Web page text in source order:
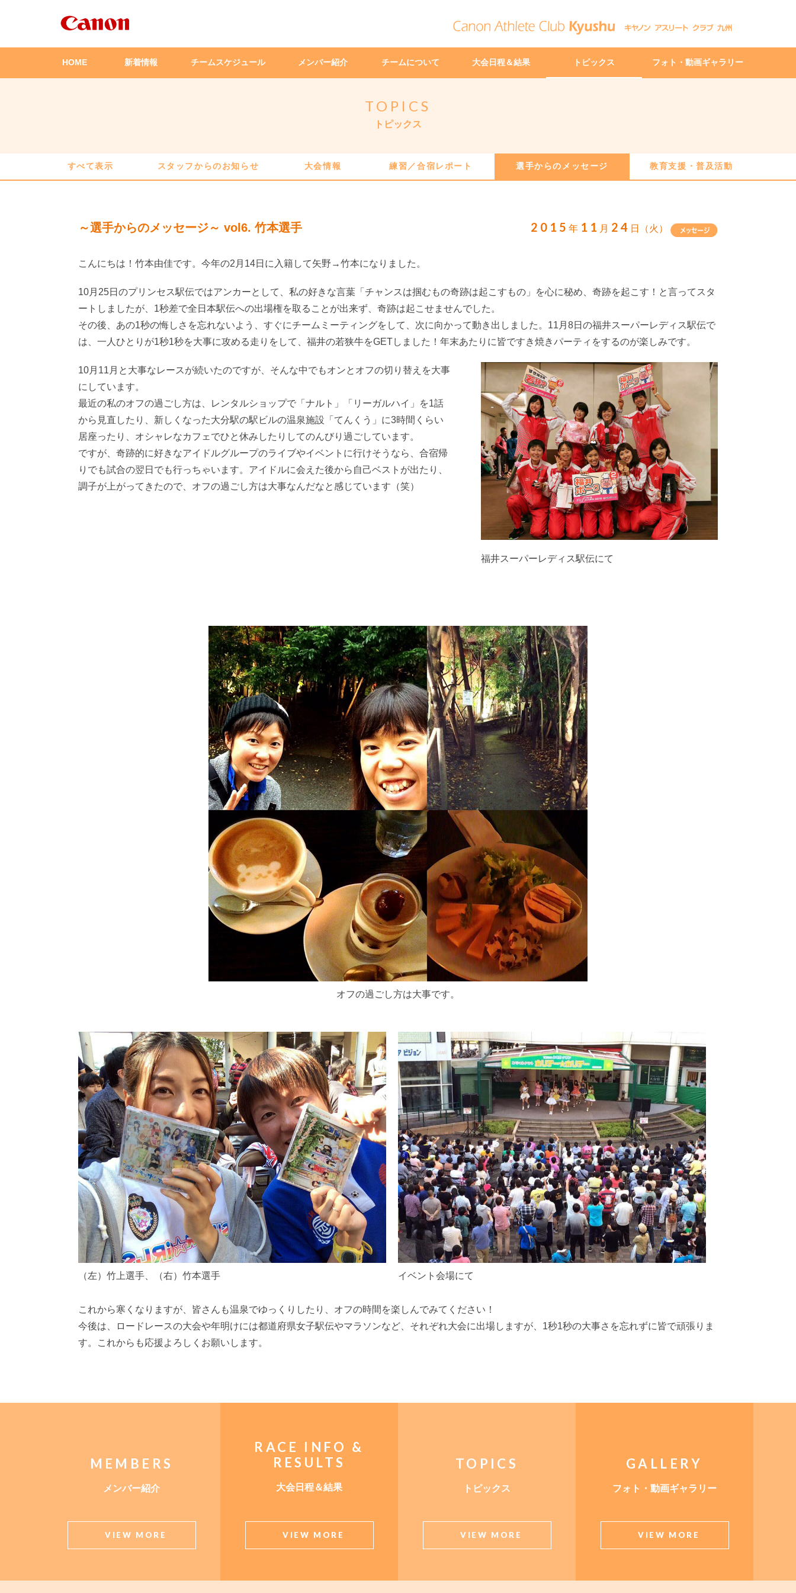
HOME 新着情報 チームスケジュール メンバー紹介 チームについて 大会日程＆結果 トピックス フォト・動画ギャラリー
TOPICS
トピックス
すべて表示 スタッフからのお知らせ 大会情報 練習／合宿レポート 選手からのメッセージ 教育支援・普及活動
～選手からのメッセージ～ vol6. 竹本選手 2015 年 11 月 24 日（火）
こんにちは！竹本由佳です。今年の2月14日に入籍して矢野→竹本になりました。
10月25日のプリンセス駅伝ではアンカーとして、私の好きな言葉「チャンスは掴むもの奇跡は起こすもの」を心に秘め、奇跡を起こす！と言ってスタ
ートしましたが、1秒差で全日本駅伝への出場権を取ることが出来ず、奇跡は起こせませんでした。
その後、あの1秒の悔しさを忘れないよう、すぐにチームミーティングをして、次に向かって動き出しました。11月8日の福井スーパーレディス駅伝で
は、一人ひとりが1秒1秒を大事に攻める走りをして、福井の若狭牛をGETしました！年末あたりに皆ですき焼きパーティをするのが楽しみです。
福井スーパーレディス駅伝にて
10月11月と大事なレースが続いたのですが、そんな中でもオンとオフの切り替えを大事
にしています。
最近の私のオフの過ごし方は、レンタルショップで「ナルト」「リーガルハイ」を1話
から見直したり、新しくなった大分駅の駅ビルの温泉施設「てんくう」に3時間くらい
居座ったり、オシャレなカフェでひと休みしたりしてのんびり過ごしています。
ですが、奇跡的に好きなアイドルグループのライブやイベントに行けそうなら、合宿帰
りでも試合の翌日でも行っちゃいます。アイドルに会えた後から自己ベストが出たり、
調子が上がってきたので、オフの過ごし方は大事なんだなと感じています（笑）
オフの過ごし方は大事です。
（左）竹上選手、（右）竹本選手 イベント会場にて
これから寒くなりますが、皆さんも温泉でゆっくりしたり、オフの時間を楽しんでみてください！
今後は、ロードレースの大会や年明けには都道府県女子駅伝やマラソンなど、それぞれ大会に出場しますが、1秒1秒の大事さを忘れずに皆で頑張りま
す。これからも応援よろしくお願いします。
MEMBERS
メンバー紹介
VIEW MORE
RACE INFO &
RESULTS
大会日程＆結果
VIEW MORE
TOPICS
トピックス
VIEW MORE
GALLERY
フォト・動画ギャラリー
VIEW MORE